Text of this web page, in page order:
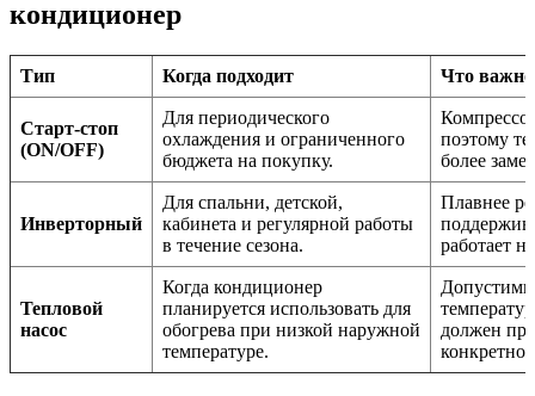
кондиционер
Тип Когда подходит Что
Старт-стоп
(ON/OFF)
Для периодического
охлаждения и ограниченного
бюджета на покупку.
поэтому
более
Инверторный
Для спальни, детской,
кабинета и регулярной работы
в течение сезона.
Плавнее
работает
Тепловой
насос
Когда кондиционер
планируется использовать для
обогрева при низкой наружной
температуре.
должен